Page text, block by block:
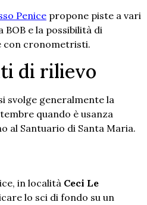
Penice propone piste a vari
e la possibilità di
con cronometristi.
di rilievo
svolge generalmente la
quando è usanza
al Santuario di Santa Maria.
in località Ceci Le
lo sci di fondo su un